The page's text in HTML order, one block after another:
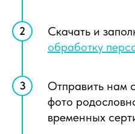
Скачать и
обработку
Отправить нам
фото
временных